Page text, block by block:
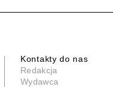
Kontakty do nas
Redakcja
Wydawca